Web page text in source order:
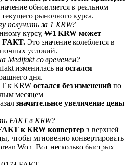
получить денежные
обновляется в реальном
рыночного курса.
получить за 1 KRW?
курсу, ₩1 KRW может
FAKT. Это значение колеблется в
условий.
Medifakt со временем?
изменилась на остался
дня.
к KRW остался без изменений по
месяцем.
значительное увеличение цены
FAKT в KRW?
к KRW конвертер в верхней
чтобы мгновенно конвертировать
Won. Вот несколько быстрых